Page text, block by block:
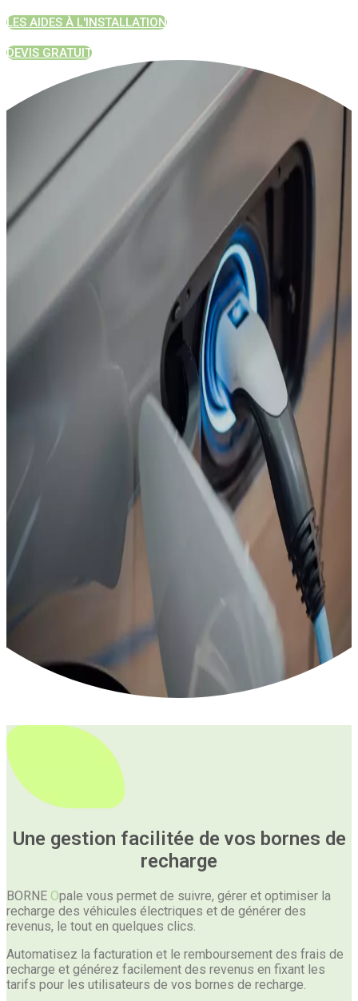
LES AIDES À L'INSTALLATION
DEVIS GRATUIT
Une gestion facilitée de vos bornes de
recharge
BORNE Opale vous permet de suivre, gérer et optimiser la
recharge des véhicules électriques et de générer des
revenus, le tout en quelques clics.
Automatisez la facturation et le remboursement des frais de
recharge et générez facilement des revenus en fixant les
tarifs pour les utilisateurs de vos bornes de recharge.